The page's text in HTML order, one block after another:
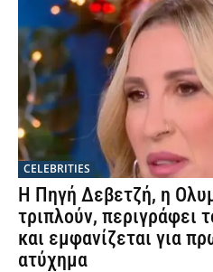
CELEBRITIES
Η Πηγή Δεβετζή, η
τριπλούν, περιγράφει
και εμφανίζεται για
ατύχημα